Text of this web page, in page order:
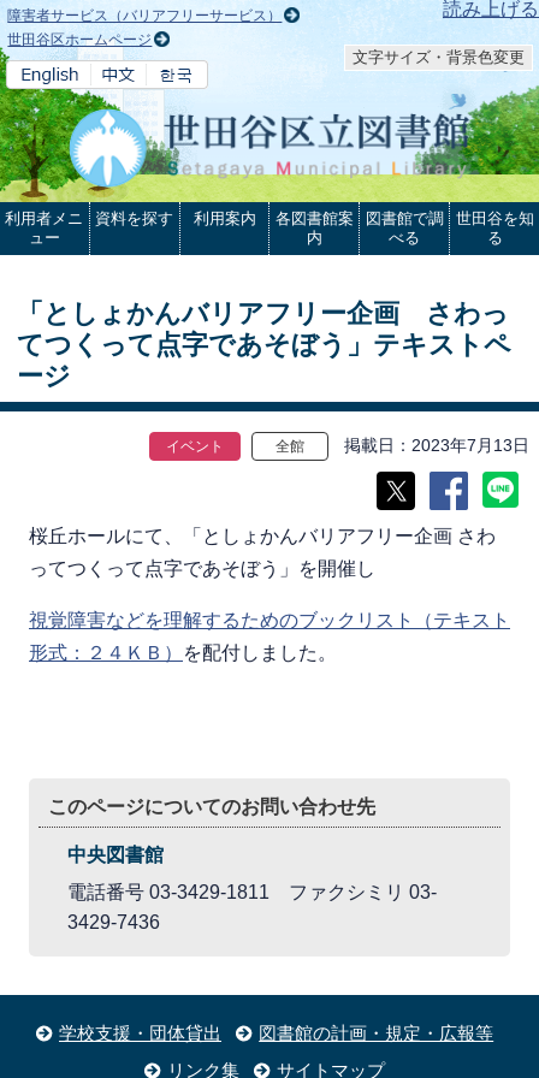
本文へ 読み上げる
障害者サービス（バリアフリーサービス）
世田谷区ホームページ
文字サイズ・背景色変更
利用者メニ
ュー
資料を探す 利用案内
各図書館案
内
図書館で調
べる
世田谷を知
る
「としょかんバリアフリー企画 さわっ
てつくって点字であそぼう」テキストペ
ージ
イベント 全館 掲載日 2023年7月13日
桜丘ホールにて、「としょかんバリアフリー企画 さわ
ってつくって点字であそぼう」を開催し
視覚障害などを理解するためのブックリスト（テキスト
形式：２４ＫＢ）
を配付しました。
このページについてのお問い合わせ先
中央図書館
電話番号 03-3429-1811 ファクシミリ 03-
3429-7436
学校支援・団体貸出
図書館の計画・規定・広報等
リンク集
サイトマップ